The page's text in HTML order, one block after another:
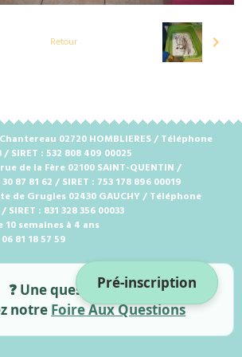
Pré-inscription
Retour
02720 HOMBLIERES / Téléphone
SIRET : 532 808 409 00025
de la Fère 02100 SAINT-QUENTIN /
87 81 62 / SIRET : 753 178 896 00019
de Grugies 02430 GAUCHY / Téléphone
: 831 328 356 00033
semaines à 4 ans
81 18 57 59
❓ Une question ?
notre Foire Aux Questions